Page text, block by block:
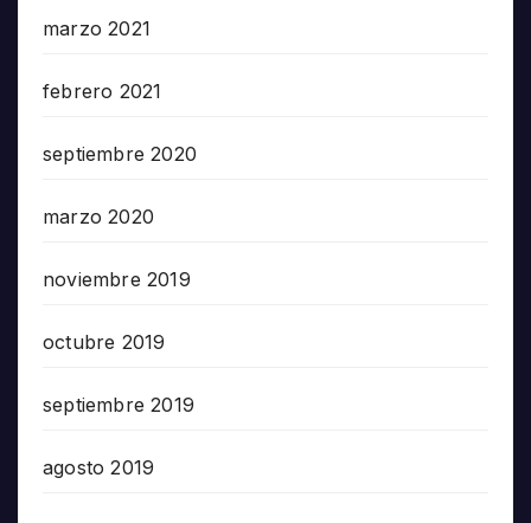
marzo 2021
febrero 2021
septiembre 2020
marzo 2020
noviembre 2019
octubre 2019
septiembre 2019
agosto 2019